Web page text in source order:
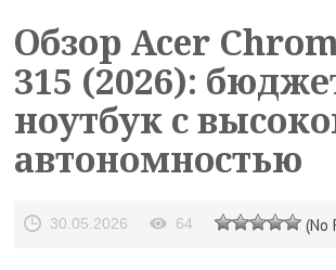
Обзор Acer
315 (2026):
ноутбук с
автономностью
30.05.2026 64 (No